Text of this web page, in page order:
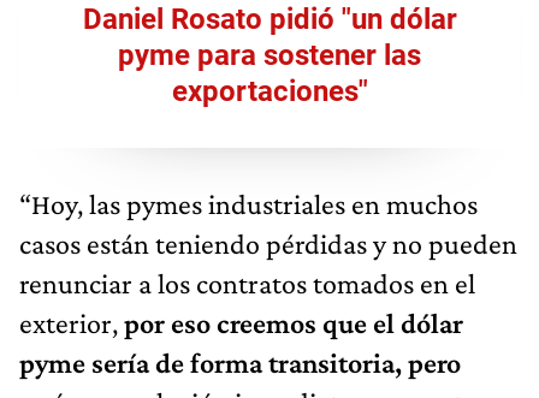
Daniel Rosato pidió "un dólar
pyme para sostener las
exportaciones"
“Hoy, las pymes industriales en muchos
casos están teniendo pérdidas y no pueden
renunciar a los contratos tomados en el
exterior,por eso creemos que el dólar
pyme sería de forma transitoria, pero